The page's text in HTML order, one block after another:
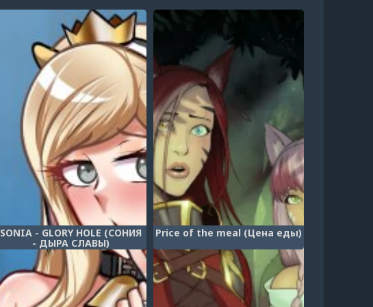
SONIA - GLORY HOLE (СОНИЯ
- ДЫРА СЛАВЫ)
Price of the meal (Цена еды)